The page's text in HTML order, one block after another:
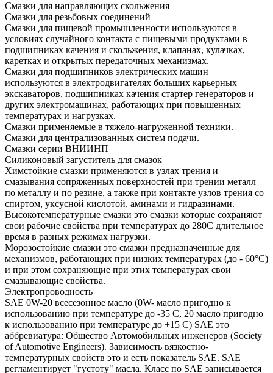
Смазки для направляющих скольжения
Смазки для резьбовых соединений
Смазки для пищевой промышленности используются в
условиях случайного контакта с пищевыми продуктами в
подшипниках качения и скольжения, клапанах, кулачках,
каретках и открытых передаточных механизмах.
Смазки для подшипников электрических машин
используются в электродвигателях больших карьерных
экскаваторов, подшипниках качения стартер генераторов и
других электромашинах, работающих при повышенных
температурах и нагрузках.
Смазки применяемые в тяжело-нагруженной техники.
Смазки для централизованных систем подачи.
Смазки серии ВНИИНП
Силиконовый загуститель для смазок
Химстойкие смазки применяются в узлах трения и
смазывания сопряженных поверхностей при трении металл
по металлу и по резине, а также при контакте узлов трения со
спиртом, уксусной кислотой, аминами и гидразинами.
Высокотемпературные смазки это смазки которые сохраняют
свои рабочие свойства при температурах до 280С длительное
время в разных режимах нагрузки.
Морозостойкие смазки это смазки предназначенные для
механизмов, работающих при низких температурах (до - 60°С)
и при этом сохраняющие при этих температурах свои
смазывающие свойства.
Электропроводность
SAE 0W-20 всесезонное масло (0W- масло пригодно к
использованию при температуре до -35 С, 20 масло пригодно
к использованию при температуре до +15 С) SAE это
аббревиатура: Общество Автомобильных инженеров (Society
of Automotive Engineers). Зависимость вязкостно-
температурных свойств это и есть показатель SAE. SAE
регламентирует "густоту" масла. Класс по SAE записывается